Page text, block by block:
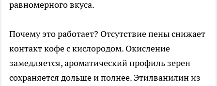
равномерного вкуса.
Почему это работает? Отсутствие пены снижает
контакт кофе с кислородом. Окисление
замедляется, ароматический профиль зерен
сохраняется дольше и полнее. Этилванилин из